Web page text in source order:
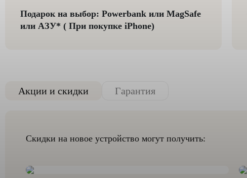
Подарок на выбор: Powerbank или MagSafe
или AЗУ* ( При покупке iPhone)
Акции и скидки Гарантия
Скидки на новое устройство могут получить: